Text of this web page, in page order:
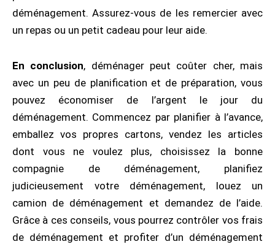
déménagement. Assurez-vous de les remercier avec
un repas ou un petit cadeau pour leur aide.
En conclusion, déménager peut coûter cher, mais
avec un peu de planification et de préparation, vous
pouvez économiser de l’argent le jour du
déménagement. Commencez par planifier à l’avance,
emballez vos propres cartons, vendez les articles
dont vous ne voulez plus, choisissez la bonne
compagnie de déménagement, planifiez
judicieusement votre déménagement, louez un
camion de déménagement et demandez de l’aide.
Grâce à ces conseils, vous pourrez contrôler vos frais
de déménagement et profiter d’un déménagement